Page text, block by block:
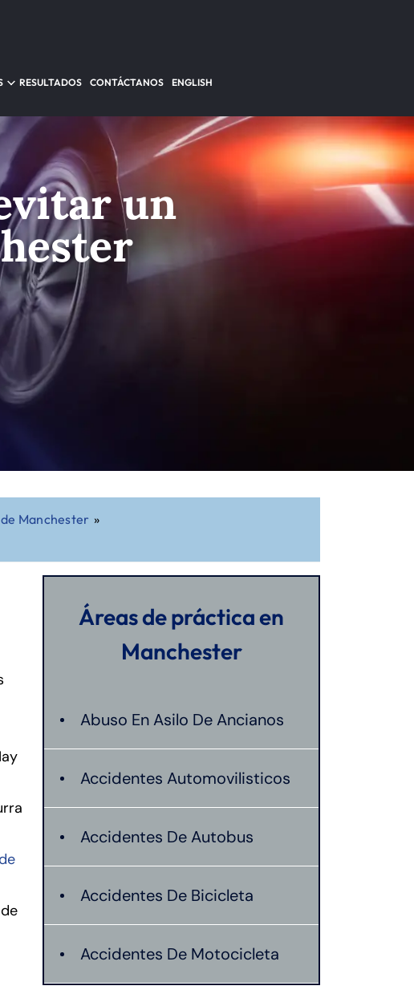
RESULTADOS CONTÁCTANOS ENGLISH
un
Manchester »
Áreas de práctica en
Manchester
Abuso En Asilo De Ancianos
Accidentes Automovilisticos
Accidentes De Autobus
Accidentes De Bicicleta
Accidentes De Motocicleta